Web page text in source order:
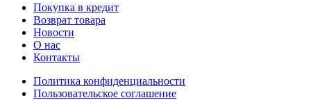
Покупка в кредит
Возврат товара
Новости
О нас
Контакты
Политика конфиденциальности
Пользовательское соглашение